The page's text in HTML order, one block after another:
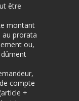
être
montant
au prorata
ou,
compte
+